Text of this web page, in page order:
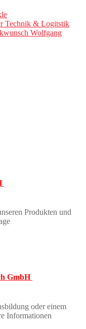
Technik & Logitstik
Wolfgang
Produkten und
GmbH
oder einem
Informationen